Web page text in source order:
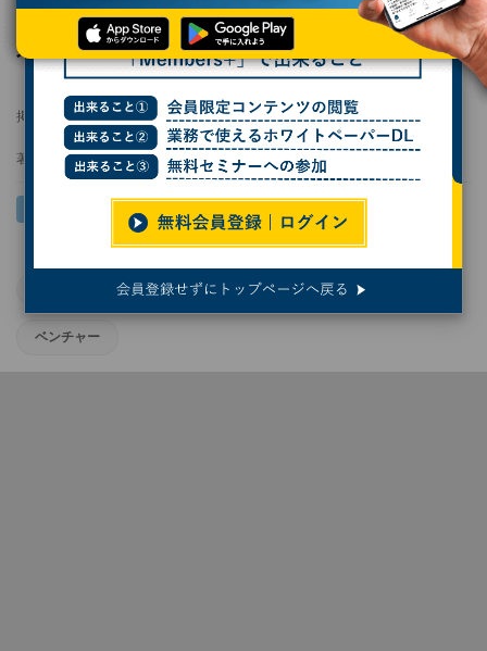
米IBM、5億ドルのAIベンチャー投資ファンド
「IBM Enterprise AI Venture Fund」
掲載日 2023/11/08 11:31 更新日2023/11/09 18:40
著者： 末岡洋子
IBM 生成AI スタートアップ
ベンチャー